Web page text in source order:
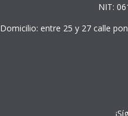
NIT:
Domicilio: entre 25 y 27 calle